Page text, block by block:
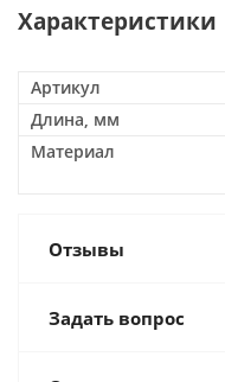
Характеристики
Артикул
Длина, мм
Материал
Отзывы
Задать вопрос